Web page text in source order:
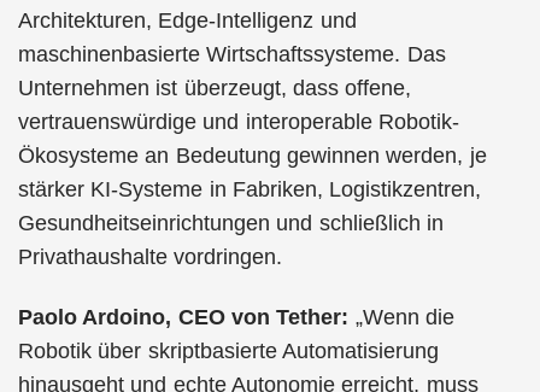
Architekturen, Edge-Intelligenz und
maschinenbasierte Wirtschaftssysteme. Das
Unternehmen ist überzeugt, dass offene,
vertrauenswürdige und interoperable Robotik-
Ökosysteme an Bedeutung gewinnen werden, je
stärker KI-Systeme in Fabriken, Logistikzentren,
Gesundheitseinrichtungen und schließlich in
Privathaushalte vordringen.
Paolo Ardoino, CEO von Tether: „Wenn die
Robotik über skriptbasierte Automatisierung
hinausgeht und echte Autonomie erreicht, muss